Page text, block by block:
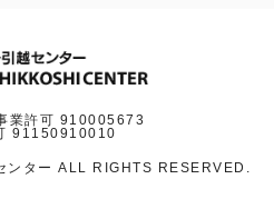
業許可 910005673
91150910010
ンター ALL RIGHTS RESERVED.